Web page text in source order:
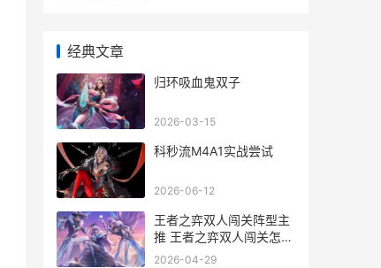
经典文章
归环吸血鬼双子
2026-03-15
科秒流M4A1实战尝试
2026-06-12
王者之弈双人闯关阵型主
推 王者之弈双人闯关怎么
玩
2026-04-29